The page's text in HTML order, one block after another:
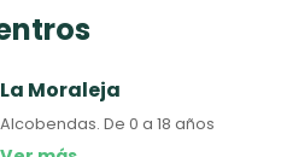
La Moraleja
Alcobendas.De 0 a 18 años